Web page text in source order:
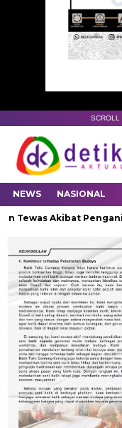
SCROLL
NEWS NASIONAL
Akibat